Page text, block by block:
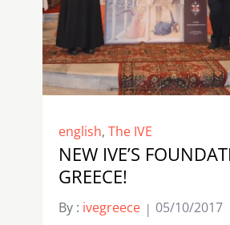
english, The IVE
NEW IVE’S
GREECE!
By : ivegreece 05/10/2017